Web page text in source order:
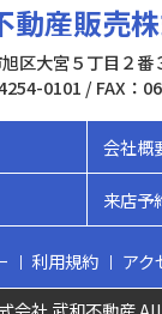
動産販売
区大宮５丁目２番
0101 / FAX：
会社概
来店予
利用規約 アク